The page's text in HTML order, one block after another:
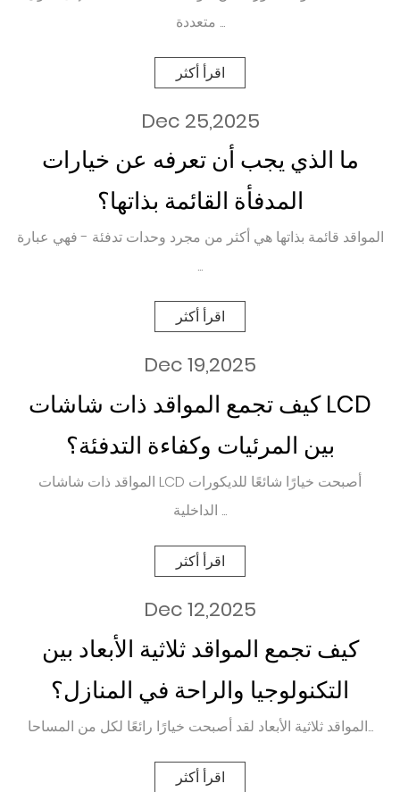
متعددة ...
اقرأ أكثر
Dec 25,2025
ما الذي يجب أن تعرفه عن خيارات
المدفأة القائمة بذاتها؟
المواقد قائمة بذاتها هي أكثر من مجرد وحدات تدفئة - فهي عبارة
...
اقرأ أكثر
Dec 19,2025
كيف تجمع المواقد ذات شاشات LCD
بين المرئيات وكفاءة التدفئة؟
المواقد ذات شاشات LCD أصبحت خيارًا شائعًا للديكورات
الداخلية ...
اقرأ أكثر
Dec 12,2025
كيف تجمع المواقد ثلاثية الأبعاد بين
التكنولوجيا والراحة في المنازل؟
المواقد ثلاثية الأبعاد لقد أصبحت خيارًا رائعًا لكل من المساحا...
اقرأ أكثر